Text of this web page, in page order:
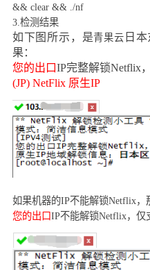
&& clear && ./nf
3. 检测结果
如下图所示，是青果云 日
果：
您的出口IP完整解锁Netflix
(JP) NetFlix 原生IP
如果机器的IP不能解锁Netflix，
您的出口IP不能解锁Netflix，仅